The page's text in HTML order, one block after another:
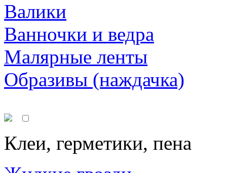
Валики
Ванночки и ведра
Малярные ленты
Образивы (наждачка)
Клеи, герметики, пена